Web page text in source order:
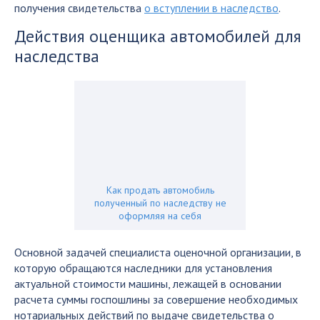
получения свидетельства о вступлении в наследство.
Действия оценщика автомобилей для
наследства
Как продать автомобиль
полученный по наследству не
оформляя на себя
Основной задачей специалиста оценочной организации, в
которую обращаются наследники для установления
актуальной стоимости машины, лежащей в основании
расчета суммы госпошлины за совершение необходимых
нотариальных действий по выдаче свидетельства о